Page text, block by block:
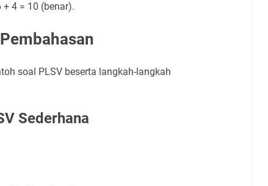
4 = 10 (benar).
soal PLSV beserta langkah-langkah
Sederhana